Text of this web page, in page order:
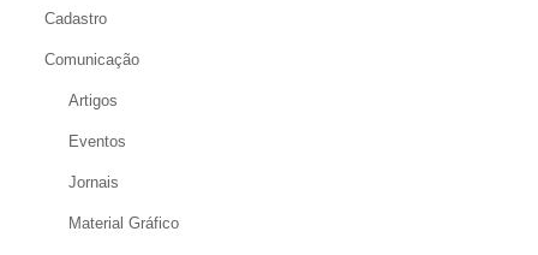
Cadastro
Comunicação
Artigos
Eventos
Jornais
Material Gráfico